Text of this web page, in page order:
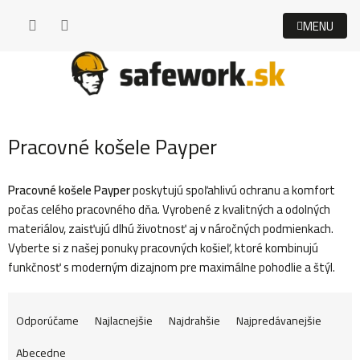
Pracovné košele Payper
Pracovné košele Payperposkytujú spoľahlivú ochranu a komfort
počas celého pracovného dňa. Vyrobené z kvalitných a odolných
materiálov, zaisťujú dlhú životnosť aj v náročných podmienkach.
Vyberte si z našej ponuky pracovných košieľ, ktoré kombinujú
funkčnosť s moderným dizajnom pre maximálne pohodlie a štýl.
R
Odporúčame Najlacnejšie Najdrahšie
Najpredávanejšie
Abecedne